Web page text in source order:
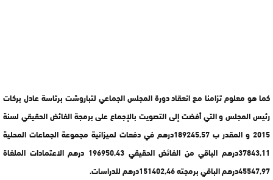
كما هو معلوم تزامنا مع انعقاد دورة المجلس الجماعي لتباروشت برئاسة عادل بركات
رئيس المجلس و التي أفضت إلى التصويت بالإجماع على برمجة الفائض الحقيقي لسنة
2015 و المقدر ب 189245,57درهم في دفعات لميزانية مجموعة الجماعات المحلية
37843,11درهم الباقي من الفائض الحقيقي 196950,43 درهم الاعتمادات الملغاة
45547,97درهم الباقي برمجته 151402,46درهم للدراسات.